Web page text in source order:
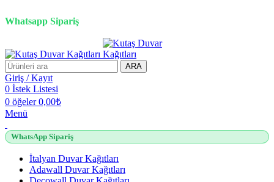
Whatsapp Sipariş
ARA
Giriş / Kayıt
0 İstek Listesi
0 öğeler 0,00₺
Menü
WhatsApp Sipariş
İtalyan Duvar Kağıtları
Adawall Duvar Kağıtları